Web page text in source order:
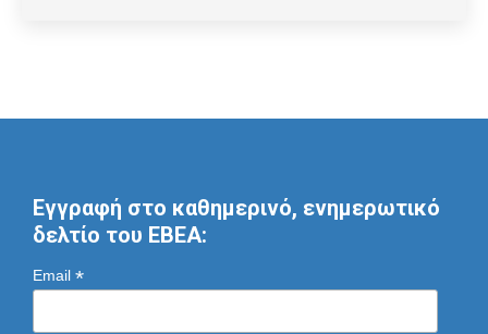
Εγγραφή στο καθημερινό, ενημερωτικό
δελτίο του ΕΒΕΑ:
Email *